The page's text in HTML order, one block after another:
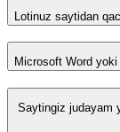
Lotinuz saytidan
Microsoft Word
Saytingiz judayam